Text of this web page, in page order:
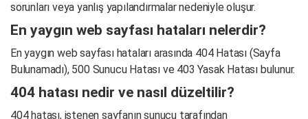
sorunları veya yanlış yapılandırmalar nedeniyle oluşur.
En yaygın web sayfası hataları nelerdir?
En yaygın web sayfası hataları arasında 404 Hatası (Sayfa
Bulunamadı), 500 Sunucu Hatası ve 403 Yasak Hatası bulunur.
404 hatası nedir ve nasıl düzeltilir?
404 hatası, istenen sayfanın sunucu tarafından